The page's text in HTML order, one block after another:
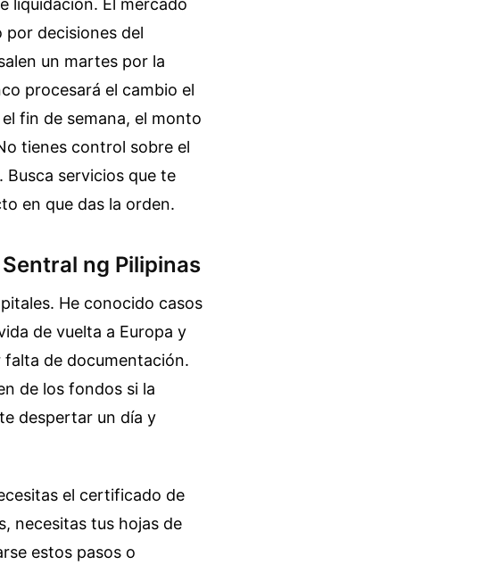
liquidación. El mercado
por decisiones del
un martes por la
procesará el cambio el
fin de semana, el monto
tienes control sobre el
servicios que te
en que das la orden.
ng Pilipinas
He conocido casos
de vuelta a Europa y
de documentación.
de los fondos si la
despertar un día y
el certificado de
necesitas tus hojas de
estos pasos o